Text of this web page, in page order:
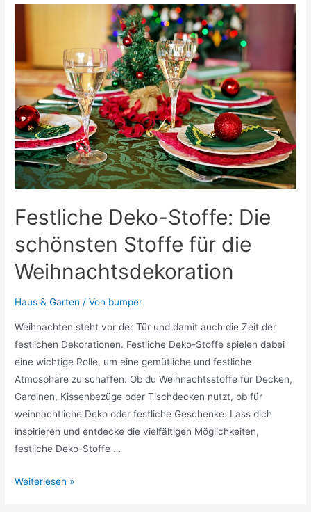
Handwerkskunst
Festliche Deko-Stoffe: Die
schönsten Stoffe für die
Weihnachtsdekoration
Haus & Garten / Von bumper
Weihnachten steht vor der Tür und damit auch die Zeit der
festlichen Dekorationen. Festliche Deko-Stoffe spielen dabei
eine wichtige Rolle, um eine gemütliche und festliche
Atmosphäre zu schaffen. Ob du Weihnachtsstoffe für Decken,
Gardinen, Kissenbezüge oder Tischdecken nutzt, ob für
weihnachtliche Deko oder festliche Geschenke: Lass dich
inspirieren und entdecke die vielfältigen Möglichkeiten,
festliche Deko-Stoffe …
Festliche
Weiterlesen »